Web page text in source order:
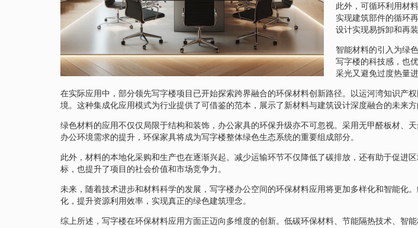
此外，可循环利用材
实现建筑部件的循环
设计实现易拆卸和再
智能材料的引入为绿
写字楼的科技感，也
采光又避免过度热量
在实际应用中，部分领先写字楼项目已开始探索跨界融合的环保材料创新路径。以运河湾知识产
境。这种集成化应用模式为行业提供了可借鉴的范本，展示了新材料与建筑设计深度融合的未来方
绿色材料的应用不仅仅局限于结构和装饰，办公家具的环保升级亦不可忽视。采用无甲醛板材、
办公环境需求的提升，环保家具将成为写字楼整体绿色生态系统的重要组成部分。
此外，材料的本地化采购和生产也在逐渐兴起。减少运输环节不仅降低了碳排放，还有助于促进
标，也提升了项目的社会价值和市场竞争力。
未来，随着技术进步和材料科学的发展，写字楼办公空间的环保材料应用将更加多样化和智能化
化，提升资源利用效率，实现真正的绿色建筑理念。
综上所述，写字楼在环保材料应用方面正迈向多维度的创新。低碳环保材料、节能隔热技术、智